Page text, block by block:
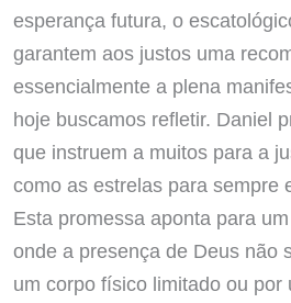
esperança futura, o
garantem aos justos uma
essencialmente a plena
hoje buscamos refletir. Daniel
que instruem a muitos para a
como as estrelas para sempre
Esta promessa aponta para
onde a presença de Deus não
um corpo físico limitado ou por